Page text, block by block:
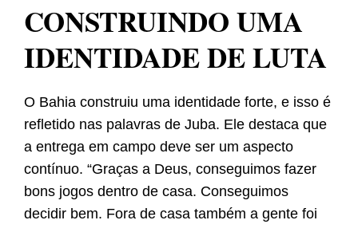
CONSTRUINDO UMA
IDENTIDADE DE LUTA
O Bahia construiu uma identidade forte, e isso é
refletido nas palavras de Juba. Ele destaca que
a entrega em campo deve ser um aspecto
contínuo. “Graças a Deus, conseguimos fazer
bons jogos dentro de casa. Conseguimos
decidir bem. Fora de casa também a gente foi